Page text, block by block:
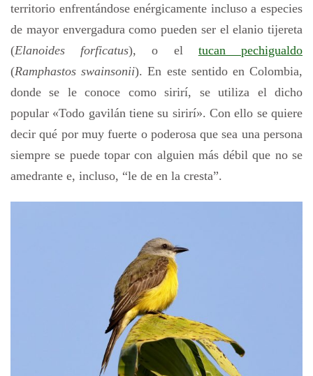
territorio enfrentándose enérgicamente incluso a especies
de mayor envergadura como pueden ser el elanio tijereta
(Elanoides forficatus), o el tucan pechigualdo
(Ramphastos swainsonii). En este sentido en Colombia,
donde se le conoce como sirirí, se utiliza el dicho
popular «Todo gavilán tiene su sirirí». Con ello se quiere
decir qué por muy fuerte o poderosa que sea una persona
siempre se puede topar con alguien más débil que no se
amedrante e, incluso, “le de en la cresta”.